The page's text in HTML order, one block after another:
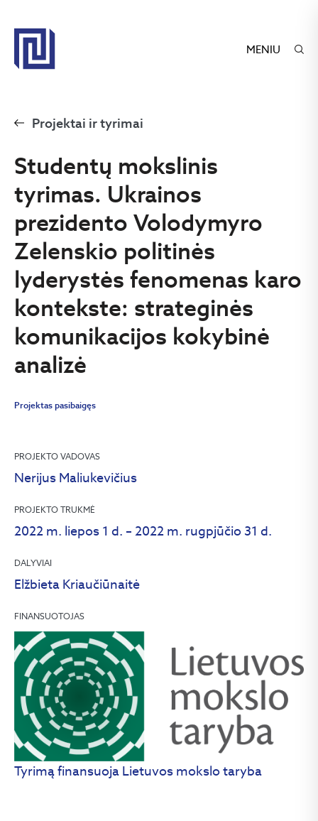
MENIU
Projektai ir tyrimai
Studentų mokslinis
tyrimas. Ukrainos
prezidento Volodymyro
Zelenskio politinės
lyderystės fenomenas karo
kontekste: strateginės
komunikacijos kokybinė
analizė
Projektas pasibaigęs
PROJEKTO VADOVAS
Nerijus Maliukevičius
PROJEKTO TRUKMĖ
2022 m. liepos 1 d. – 2022 m. rugpjūčio 31 d.
DALYVIAI
Elžbieta Kriaučiūnaitė
FINANSUOTOJAS
Tyrimą finansuoja Lietuvos mokslo taryba